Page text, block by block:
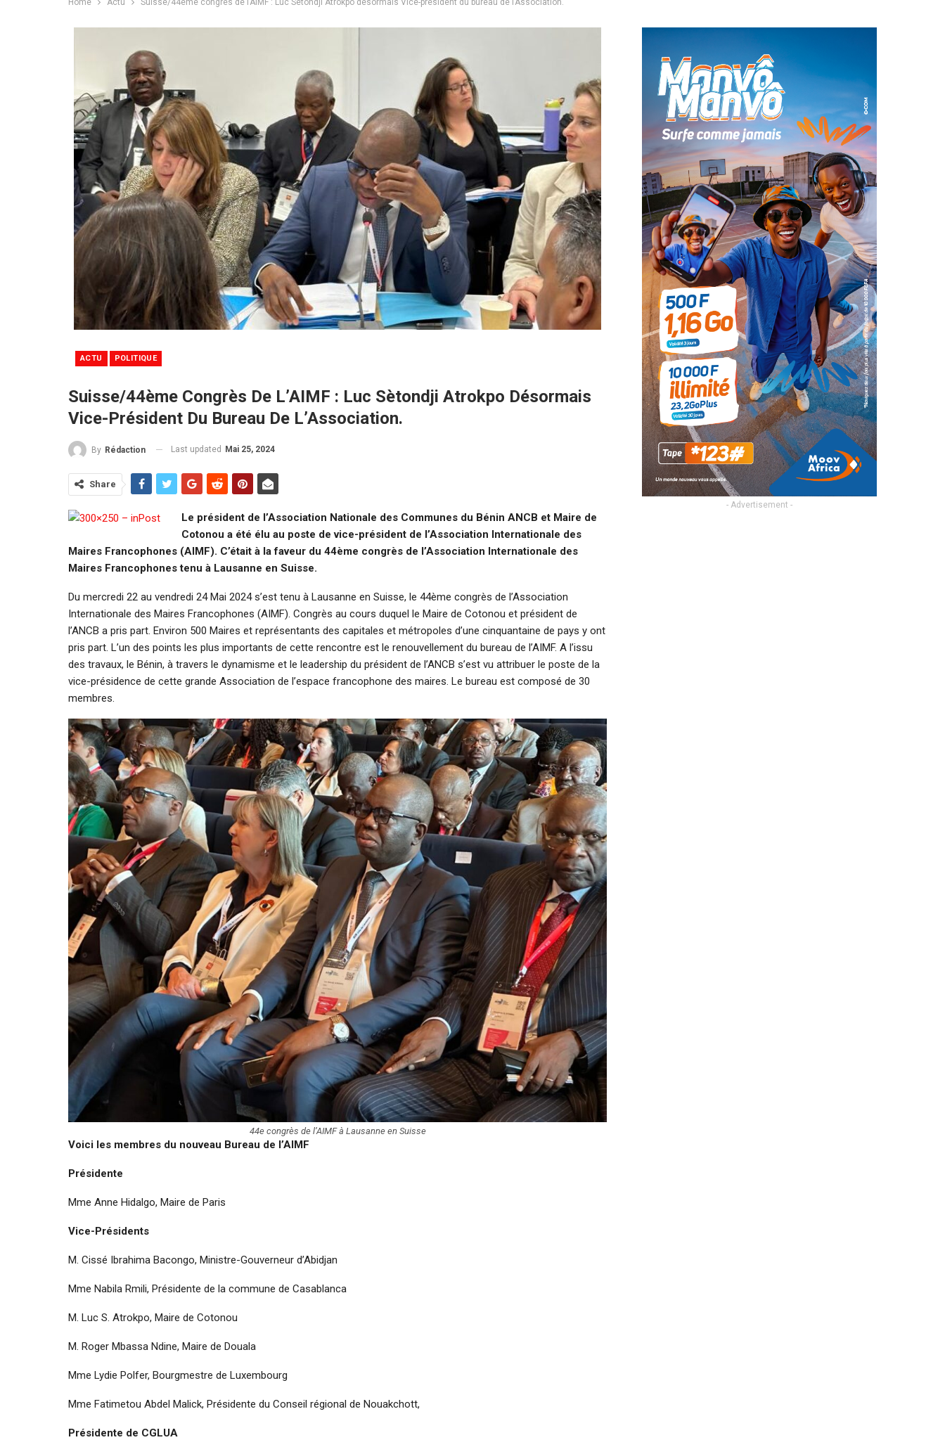
Home Actu Suisse/44ème congrès de l’AIMF : Luc Sètondji Atrokpo désormais Vice-président du bureau de l’Association.
ACTU POLITIQUE
Suisse/44ème Congrès De L’AIMF : Luc Sètondji Atrokpo Désormais
Vice-Président Du Bureau De L’Association.
By Rédaction Last updated Mai 25, 2024
Share
Le président de l’Association Nationale des Communes du Bénin ANCB et Maire de
Cotonou a été élu au poste de vice-président de l’Association Internationale des
Maires Francophones (AIMF). C’était à la faveur du 44ème congrès de l’Association Internationale des
Maires Francophones tenu à Lausanne en Suisse.
Du mercredi 22 au vendredi 24 Mai 2024 s’est tenu à Lausanne en Suisse, le 44ème congrès de l’Association
Internationale des Maires Francophones (AIMF). Congrès au cours duquel le Maire de Cotonou et président de
l’ANCB a pris part. Environ 500 Maires et représentants des capitales et métropoles d’une cinquantaine de pays y ont
pris part. L’un des points les plus importants de cette rencontre est le renouvellement du bureau de l’AIMF. A l’issu
des travaux, le Bénin, à travers le dynamisme et le leadership du président de l’ANCB s’est vu attribuer le poste de la
vice-présidence de cette grande Association de l’espace francophone des maires. Le bureau est composé de 30
membres.
44e congrès de l’AIMF à Lausanne en Suisse
Voici les membres du nouveau Bureau de l’AIMF
Présidente
Mme Anne Hidalgo, Maire de Paris
Vice-Présidents
M. Cissé Ibrahima Bacongo, Ministre-Gouverneur d’Abidjan
Mme Nabila Rmili, Présidente de la commune de Casablanca
M. Luc S. Atrokpo, Maire de Cotonou
M. Roger Mbassa Ndine, Maire de Douala
Mme Lydie Polfer, Bourgmestre de Luxembourg
Mme Fatimetou Abdel Malick, Présidente du Conseil régional de Nouakchott,
Présidente de CGLUA
- Advertisement -